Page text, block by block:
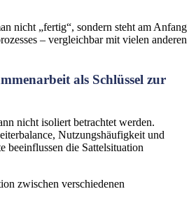
nicht „fertig“, sondern steht am Anfang
– vergleichbar mit vielen anderen
als Schlüssel zur
nicht isoliert betrachtet werden.
Nutzungshäufigkeit und
beeinflussen die Sattelsituation
zwischen verschiedenen